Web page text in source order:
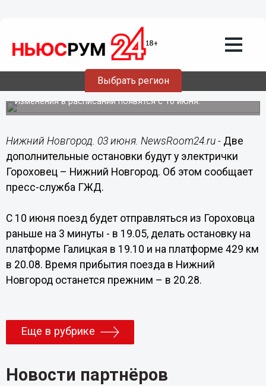
Выбрать регион
Две дополнительные остановки будут
у электрички Гороховец – Нижний
Изменения в расписании появятся с 10 июня.
Нижний Новгород. 03 июня. NewsRoom24.ru - Две
дополнительные остановки будут у электрички
Гороховец – Нижний Новгород. Об этом сообщает
пресс-служба ГЖД.
С 10 июня поезд будет отправляться из Гороховца
раньше на 3 минуты - в 19.05, делать остановку на
платформе Галицкая в 19.10 и на платформе 429 км
в 20.08. Время прибытия поезда в Нижний
Новгород останется прежним – в 20.28.
Еще в рубрике
Новости партнёров